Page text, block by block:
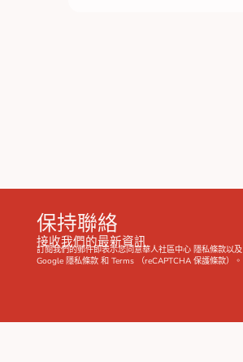
保持聯絡
接收我們的最新資訊
訂閱我們的郵件即表示您同意華人社區中心 隱私條款以及
Google 隱私條款和 Terms（reCAPTCHA 保護條款）。